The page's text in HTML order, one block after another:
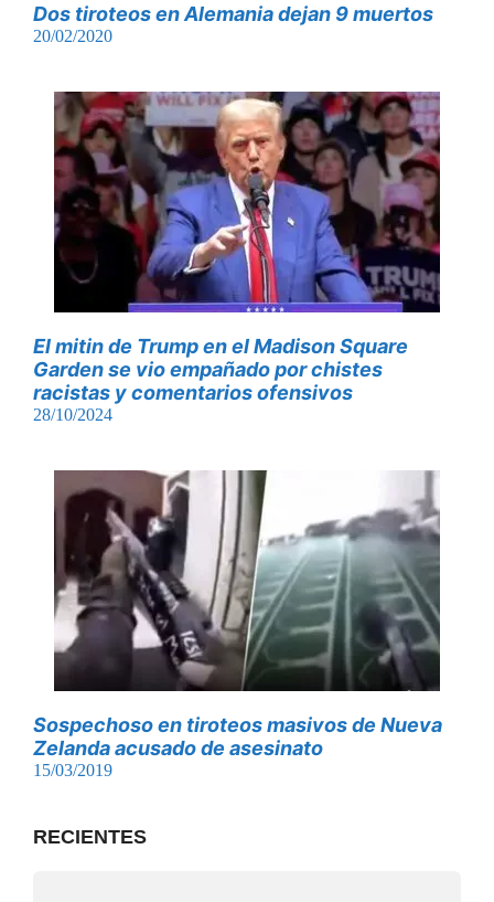
Dos tiroteos en Alemania dejan 9 muertos
20/02/2020
El mitin de Trump en el Madison Square
Garden se vio empañado por chistes
racistas y comentarios ofensivos
28/10/2024
Sospechoso en tiroteos masivos de Nueva
Zelanda acusado de asesinato
15/03/2019
RECIENTES